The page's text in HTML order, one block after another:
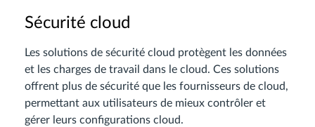
Sécurité cloud
Les solutions de sécurité cloud protègent les données
et les charges de travail dans le cloud. Ces solutions
offrent plus de sécurité que les fournisseurs de cloud,
permettant aux utilisateurs de mieux contrôler et
gérer leurs configurations cloud.